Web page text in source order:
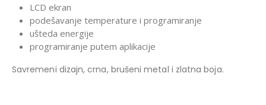
LCD ekran
podešavanje temperature i programiranje
ušteda energije
programiranje putem aplikacije
Savremeni dizajn, crna, brušeni metal i zlatna boja.